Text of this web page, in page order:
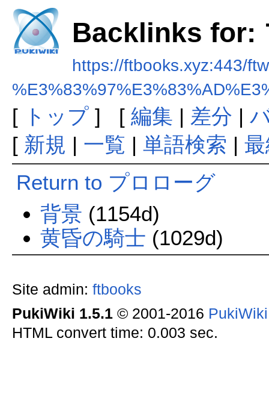
Backlinks for:
https://ftbooks.xyz:443/
[ トップ] [ 編集 | 差分 |
[ 新規 | 一覧 | 単語検索 |
Return to プロローグ
背景 (1154d)
黄昏の騎士 (1029d)
Site admin: ftbooks
PukiWiki 1.5.1© 2001-2016
HTML convert time: 0.003 sec.